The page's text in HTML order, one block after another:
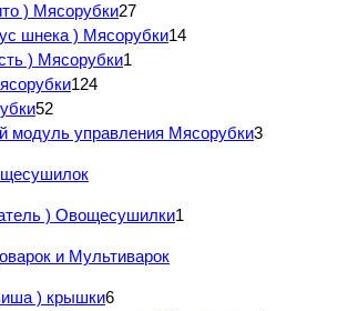
) Мясорубки27
шнека ) Мясорубки14
) Мясорубки1
124
52
модуль управления Мясорубки3
) Овощесушилки1
и Мультиварок
) крышки6